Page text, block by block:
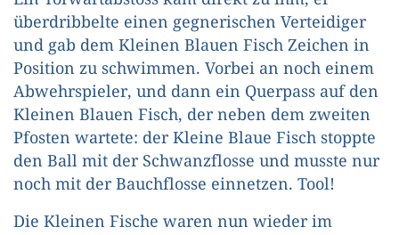
überdribbelte einen gegnerischen Verteidiger
und gab dem Kleinen Blauen Fisch Zeichen in
Position zu schwimmen. Vorbei an noch einem
Abwehrspieler, und dann ein Querpass auf den
Kleinen Blauen Fisch, der neben dem zweiten
Pfosten wartete: der Kleine Blaue Fisch stoppte
den Ball mit der Schwanzflosse und musste nur
noch mit der Bauchflosse einnetzen. Tool!
Die Kleinen Fische waren nun wieder im